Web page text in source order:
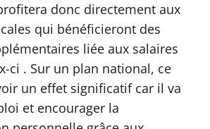
donc directement aux
qui bénéficieront des
liée aux salaires
ci . Sur un plan national, ce
un effet significatif car il va
et encourager la